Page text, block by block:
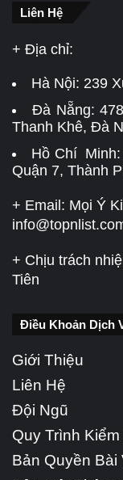
Liên Hệ
+ Địa chỉ:
Hà Nội: 239
Đà Nẵng:
Thanh Khê, Đà
Hồ Chí Minh:
Quận 7, Thành
+ Email: Mọi Ý
+ Chịu trách
Tiên
Điều Khoản Dịch
Giới Thiệu
Liên Hệ
Đội Ngũ
Quy Trình
Bản Quyền Bài